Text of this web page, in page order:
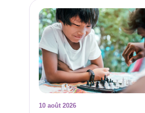
10 août 2026